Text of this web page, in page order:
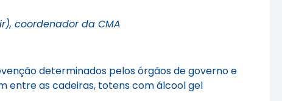
coordenador da CMA
determinados pelos órgãos de governo e
entre as cadeiras, totens com álcool gel